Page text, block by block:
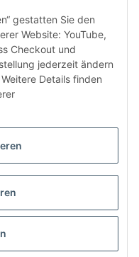
zzgl.
| Powered byJTL-Shop|
gestatten Sie den
Website: YouTube,
Checkout und
jederzeit ändern
Details finden